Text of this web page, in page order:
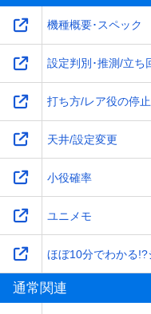
機種概要･スペック
設定判別･推測/立ち
打ち方/レア役の停
天井/設定変更
小役確率
ユニメモ
ほぼ10分でわかる
通常関連